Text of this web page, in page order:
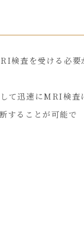
検査を受ける必要
て迅速にMRI検査
することが可能で